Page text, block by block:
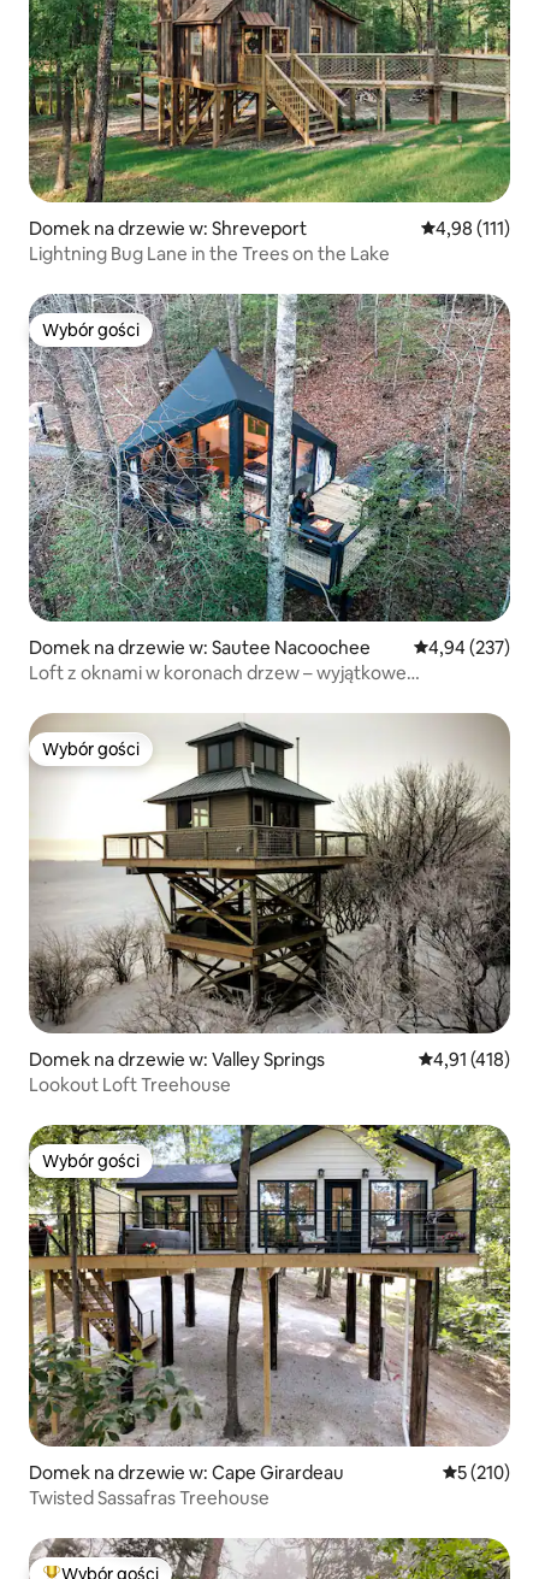
Domek na drzewie w: Shreveport Średnia
4,98 (111)
Lightning Bug Lane in the Trees on the Lake
Wybór gości
Wybór gości
Domek na drzewie w: Sautee Nacoochee Średnia
4,94 (237)
Loft z oknami w koronach drzew – wyjątkowe
Wybór gości
Wybór gości
Domek na drzewie w: Valley Springs Średnia
4,91 (418)
Lookout Loft Treehouse
Wybór gości
Wybór gości
Domek na drzewie w: Cape Girardeau Średnia
5 (210)
Twisted Sassafras Treehouse
Wybór gości